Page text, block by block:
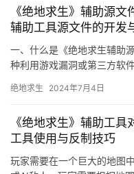
《绝地求生》辅助源
辅助工具源文件的开发
一、什么是《绝地求生辅助
种利用游戏漏洞或第三方软
绝地求生 2024年7月4日
《绝地求生》辅助工
工具使用与反制技巧
玩家需要在一个巨大的地图